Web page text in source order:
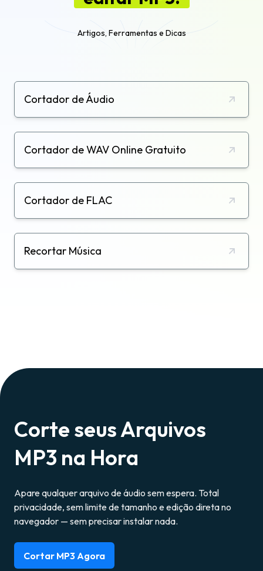
Artigos, Ferramentas e Dicas
Cortador de Áudio
Cortador de WAV Online Gratuito
Cortador de FLAC
Recortar Música
Corte seus Arquivos
MP3 na Hora
Apare qualquer arquivo de áudio sem espera. Total
privacidade, sem limite de tamanho e edição direta no
navegador — sem precisar instalar nada.
Cortar MP3 Agora